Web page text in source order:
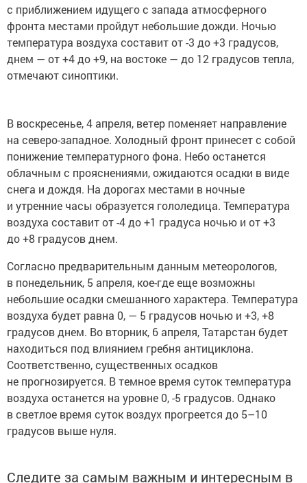
с приближением идущего с запада атмосферного
фронта местами пройдут небольшие дожди. Ночью
температура воздуха составит от -3 до +3 градусов,
днем — от +4 до +9, на востоке — до 12 градусов тепла,
отмечают синоптики.
В воскресенье, 4 апреля, ветер поменяет направление
на северо-западное. Холодный фронт принесет с собой
понижение температурного фона. Небо останется
облачным с прояснениями, ожидаются осадки в виде
снега и дождя. На дорогах местами в ночные
и утренние часы образуется гололедица. Температура
воздуха составит от -4 до +1 градуса ночью и от +3
до +8 градусов днем.
Согласно предварительным данным метеорологов,
в понедельник, 5 апреля, кое-где еще возможны
небольшие осадки смешанного характера. Температура
воздуха будет равна 0, — 5 градусов ночью и +3, +8
градусов днем. Во вторник, 6 апреля, Татарстан будет
находиться под влиянием гребня антициклона.
Соответственно, существенных осадков
не прогнозируется. В темное время суток температура
воздуха останется на уровне 0, -5 градусов. Однако
в светлое время суток воздух прогреется до 5–10
градусов выше нуля.
Следите за самым важным и интересным в